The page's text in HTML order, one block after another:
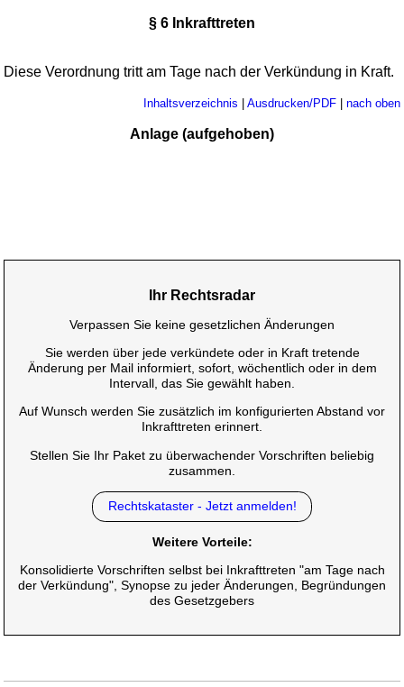
§ 6 Inkrafttreten
Diese Verordnung tritt am Tage nach der Verkündung in Kraft.
Inhaltsverzeichnis | Ausdrucken/PDF| nach oben
Anlage (aufgehoben)
Ihr Rechtsradar
Verpassen Sie keine gesetzlichen Änderungen
Sie werden über jede verkündete oder in Kraft tretende
Änderung per Mail informiert, sofort, wöchentlich oder in dem
Intervall, das Sie gewählt haben.
Auf Wunsch werden Sie zusätzlich im konfigurierten Abstand vor
Inkrafttreten erinnert.
Stellen Sie Ihr Paket zu überwachender Vorschriften beliebig
zusammen.
Rechtskataster - Jetzt anmelden!
Weitere Vorteile:
Konsolidierte Vorschriften selbst bei Inkrafttreten "am Tage nach
der Verkündung", Synopse zu jeder Änderungen, Begründungen
des Gesetzgebers